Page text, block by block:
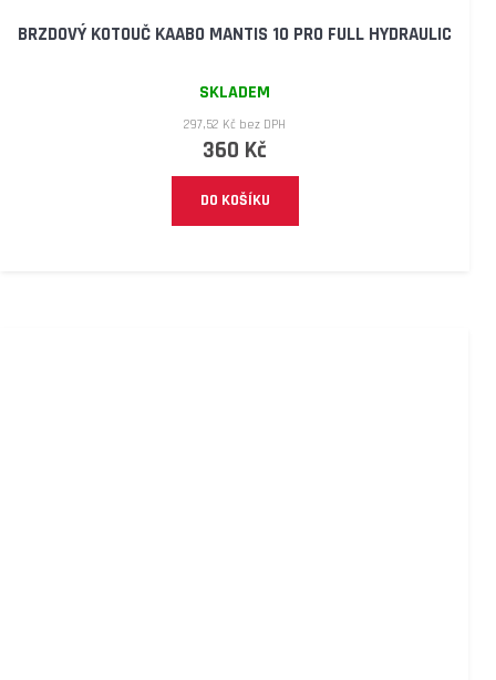
BRZDOVÝ KOTOUČ KAABO MANTIS 10 PRO FULL HYDRAULIC
SKLADEM
297,52 Kč bez DPH
360 Kč
DO KOŠÍKU